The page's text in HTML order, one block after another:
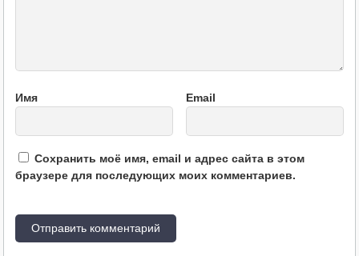
Имя Email
Сохранить моё имя, email и адрес сайта в этом
браузере для последующих моих комментариев.